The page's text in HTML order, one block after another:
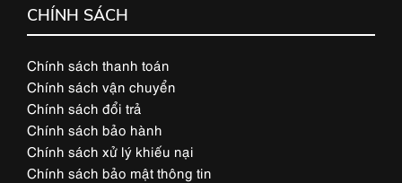
CHÍNH SÁCH
Chính sách thanh toán
Chính sách vận chuyển
Chính sách đổi trả
Chính sách bảo hành
Chính sách xử lý khiếu nại
Chính sách bảo mật thông tin